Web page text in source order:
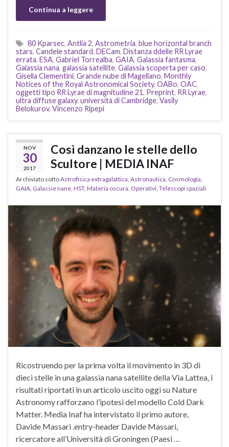
Continua a leggere
80 Kparsec, Antlia 2, Astrometria, blue horizontal branch
stars, Candele standard, DECam, Distanza ddelle RR Lyrae
errata, ESA, Gabriel Torrealba, GAIA, Galassia fantasma,
Galassia nana, galassia satellite, Galassia scoperta per caso,
Gisella Clementini, Grande nube di Magellano, Monthly
Notices of the Royal Astronomical Society, OABo, OAC,
oggetti tipo RR Lyrae di magnitudine 21, Preprint, RR Lyrae,
ultra diffuse galaxy, università di Cambridge, Vasily
Belokurov, Vincenzo Ripepi
NOV
30
2017
Così danzano le stelle dello
Scultore | MEDIA INAF
Archiviato sottoAstrofisica extragalattica Astronautica Cosmologia
GAIA Galassie nane HST, Materia oscura Operativi Telescopi spaziali
Ricostruendo per la prima volta il movimento in 3D di
dieci stelle in una galassia nana satellite della Via Lattea, i
risultati riportati in un articolo uscito oggi su Nature
Astronomy rafforzano l’ipotesi del modello Cold Dark
Matter. Media Inaf ha intervistato il primo autore,
Davide Massari .entry-header Davide Massari,
ricercatore all’Università di Groningen (Paesi …